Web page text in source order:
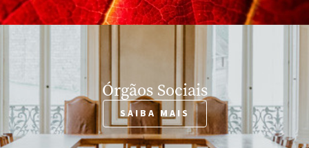
Órgãos Sociais
SAIBA MAIS